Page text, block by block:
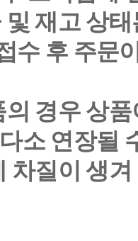
재고 상
수 후 주문
경우 상
소 연장될
차질이 생